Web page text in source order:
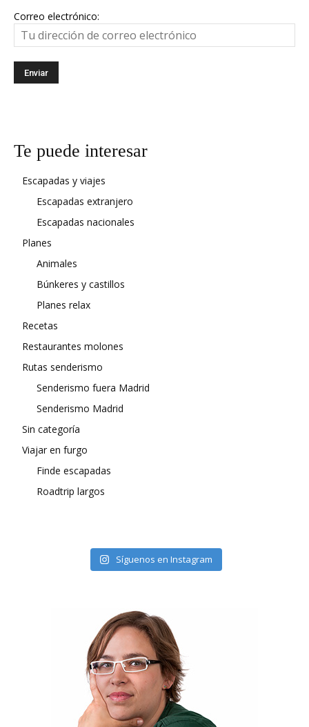
Correo electrónico:
Te puede interesar
Escapadas y viajes
Escapadas extranjero
Escapadas nacionales
Planes
Animales
Búnkeres y castillos
Planes relax
Recetas
Restaurantes molones
Rutas senderismo
Senderismo fuera Madrid
Senderismo Madrid
Sin categoría
Viajar en furgo
Finde escapadas
Roadtrip largos
Síguenos en Instagram